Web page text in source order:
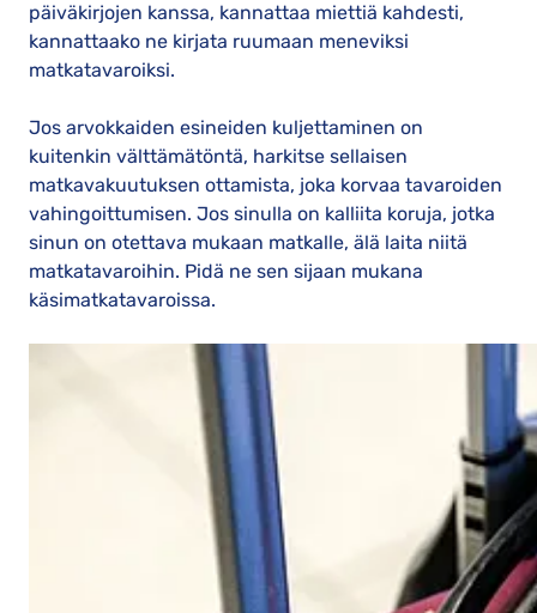
päiväkirjojen kanssa, kannattaa miettiä kahdesti,
kannattaako ne kirjata ruumaan meneviksi
matkatavaroiksi.
Jos arvokkaiden esineiden kuljettaminen on
kuitenkin välttämätöntä, harkitse sellaisen
matkavakuutuksen ottamista, joka korvaa tavaroiden
vahingoittumisen. Jos sinulla on kalliita koruja, jotka
sinun on otettava mukaan matkalle, älä laita niitä
matkatavaroihin. Pidä ne sen sijaan mukana
käsimatkatavaroissa.